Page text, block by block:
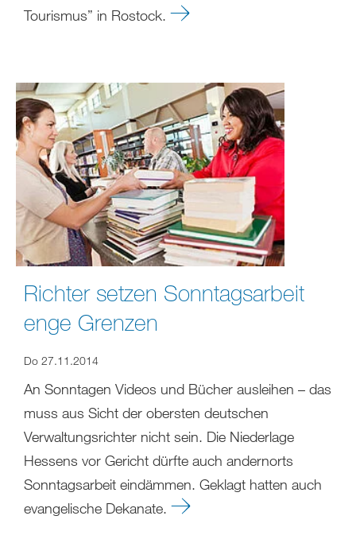
Tourismus” in Rostock.
Richter setzen Sonntagsarbeit
enge Grenzen
Do 27.11.2014
An Sonntagen Videos und Bücher ausleihen – das
muss aus Sicht der obersten deutschen
Verwaltungsrichter nicht sein. Die Niederlage
Hessens vor Gericht dürfte auch andernorts
Sonntagsarbeit eindämmen. Geklagt hatten auch
evangelische Dekanate.